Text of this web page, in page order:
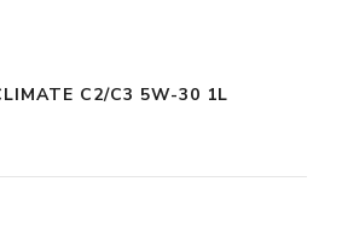
C2/C3 5W-30 1L